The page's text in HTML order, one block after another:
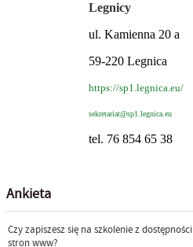
Legnicy
ul. Kamienna 20 a
59-220 Legnica
https://sp1.legnica.eu/
sekretariat@sp1.legnica.eu
tel. 76 854 65 38
Ankieta
Czy zapiszesz się na szkolenie z dostępności
stron www?